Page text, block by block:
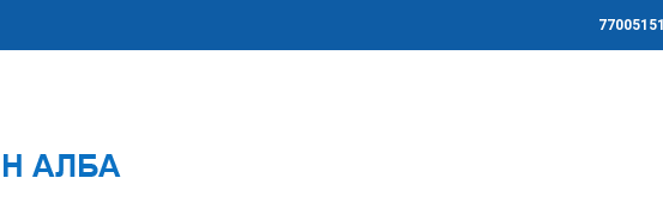
77005151